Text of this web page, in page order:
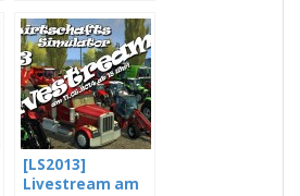
01.03.2014 – Part
3/8
[LS2013]
Livestream am